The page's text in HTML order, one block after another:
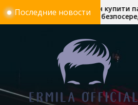
Перейти
к
Последние новости
5 причин купити паркан у
Полтаві безпосередньо у
виробника «Евроворота»